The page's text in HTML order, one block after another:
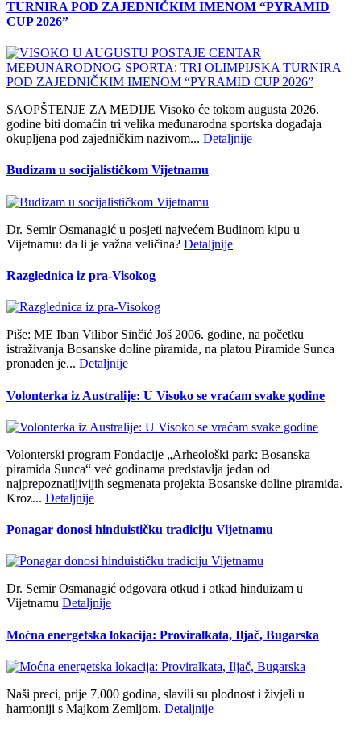
TURNIRA POD ZAJEDNIČKIM IMENOM “PYRAMID
CUP 2026”
SAOPŠTENJE ZA MEDIJE Visoko će tokom augusta 2026.
godine biti domaćin tri velika međunarodna sportska događaja
okupljena pod zajedničkim nazivom... Detaljnije
Budizam u socijalističkom Vijetnamu
Dr. Semir Osmanagić u posjeti najvećem Budinom kipu u
Vijetnamu: da li je važna veličina? Detaljnije
Razglednica iz pra-Visokog
Piše: ME Iban Vilibor Sinčić Još 2006. godine, na početku
istraživanja Bosanske doline piramida, na platou Piramide Sunca
pronađen je... Detaljnije
Volonterka iz Australije: U Visoko se vraćam svake godine
Volonterski program Fondacije „Arheološki park: Bosanska
piramida Sunca“ već godinama predstavlja jedan od
najprepoznatljivijih segmenata projekta Bosanske doline piramida.
Kroz... Detaljnije
Ponagar donosi hinduističku tradiciju Vijetnamu
Dr. Semir Osmanagić odgovara otkud i otkad hinduizam u
Vijetnamu Detaljnije
Moćna energetska lokacija: Proviralkata, Iljač, Bugarska
Naši preci, prije 7.000 godina, slavili su plodnost i živjeli u
harmoniji s Majkom Zemljom. Detaljnije